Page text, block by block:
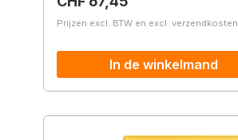
Prijzen excl. BTW en excl. verzendkosten
In de winkelmand